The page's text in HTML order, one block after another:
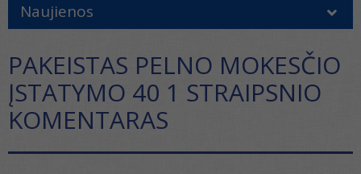
Naujienos
PAKEISTAS PELNO MOKESČIO
ĮSTATYMO 40 1 STRAIPSNIO
KOMENTARAS